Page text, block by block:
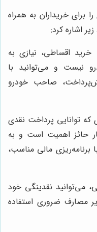
برای خریداران به همراه
اشاره کرد:
خرید اقساطی، نیازی به
نیست و می‌توانید با
صاحب خودرو
که توانایی پرداخت نقدی
حائز اهمیت است و به
برنامه‌ریزی مالی مناسب،
می‌توانید نقدینگی خود
مصارف ضروری استفاده